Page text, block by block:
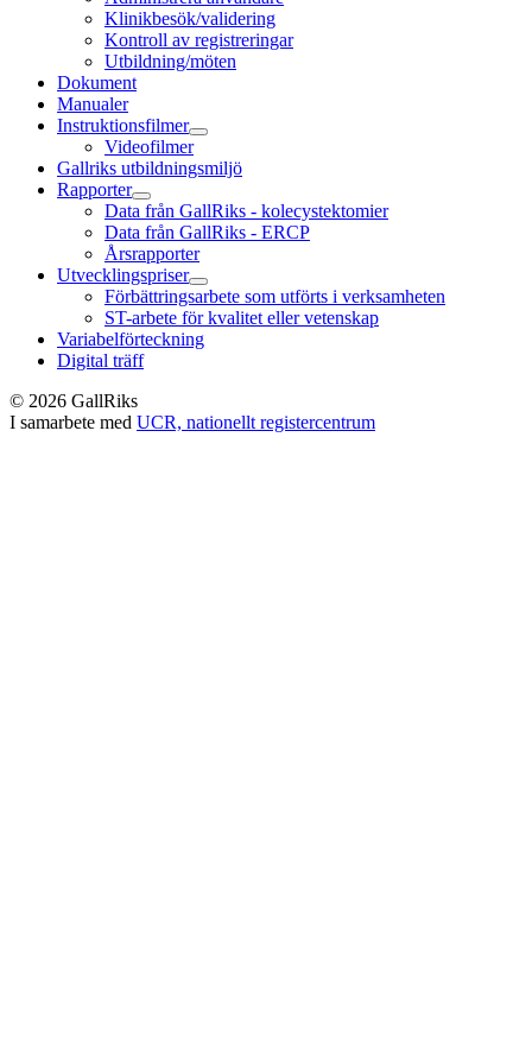
Klinikbesök/validering
Kontroll av registreringar
Utbildning/möten
Dokument
Manualer
Instruktionsfilmer
Videofilmer
Gallriks utbildningsmiljö
Rapporter
Data från GallRiks - kolecystektomier
Data från GallRiks - ERCP
Årsrapporter
Utvecklingspriser
Förbättringsarbete som utförts i verksamheten
ST-arbete för kvalitet eller vetenskap
Variabelförteckning
Digital träff
© 2026 GallRiks
I samarbete med UCR, nationellt registercentrum